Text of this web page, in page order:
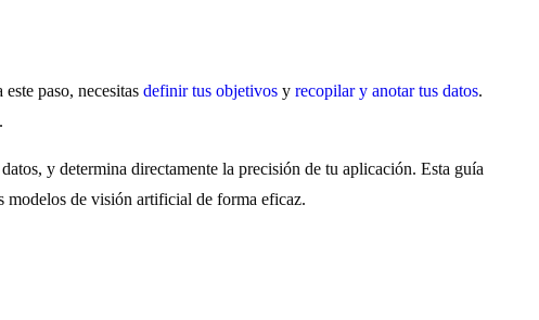
paso, necesitas definir tus objetivos y recopilar y anotar tus datos.
y determina directamente la precisión de tu aplicación. Esta guía
modelos de visión artificial de forma eficaz.